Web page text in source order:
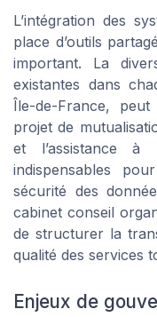
L’intégration des
place d’outils
important. La
existantes dans
Île-de-France,
projet de
et l’assistance à
indispensables
sécurité des
cabinet conseil
de structurer la
qualité des services
Enjeux de